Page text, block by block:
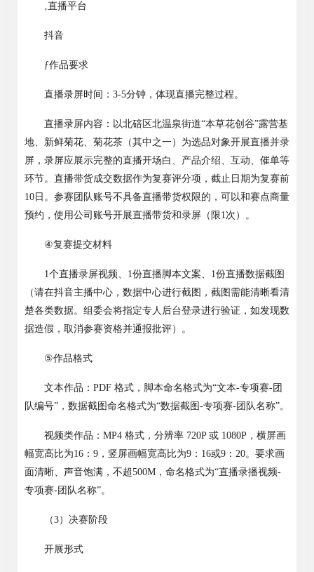
‚直播平台
抖音
ƒ作品要求
直播录屏时间： 3-5分钟，体现直播完整过程。
直播录屏内容：以北碚区北温泉街道“本草花创谷”露营基
地、新鲜菊花、菊花茶（其中之一）为选品对象开展直播并录
屏，录屏应展示完整的直播开场白、产品介绍、互动、催单等
环节。直播带货成交数据作为复赛评分项，截止日期为复赛前
10 日。参赛团队账号不具备直播带货权限的，可以和赛点商量
预约，使用公司账号开展直播带货和录屏（限1次）。
④复赛提交材料
1个直播录屏视频、 1份直播脚本文案、 1份直播数据截图
（请在抖音主播中心，数据中心进行截图，截图需能清晰看清
楚各类数据。组委会将指定专人后台登录进行验证，如发现数
据造假，取消参赛资格并通报批评）。
⑤作品格式
文本作品： PDF 格式， 脚本命名格式为“文本-专项赛-团
队编号” ，数据截图命名格式为“数据截图 -专项赛-团队名称”。
视频类作品： MP4 格式，分辨率 720P 或 1080P ，横屏画
幅宽高比为16 ： 9 ，竖屏画幅宽高比为9 ： 16或9 ： 20。要求画
面清晰、声音饱满，不超500M ，命名格式为“直播录播视频-
专项赛-团队名称”。
（3）决赛阶段
开展形式